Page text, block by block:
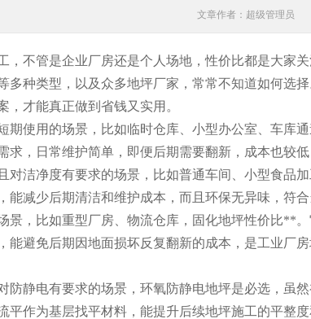
文章作者：超级管理员
，不管是企业厂房还是个人场地，性价比都是大家
多种类型，以及众多地坪厂家，常常不知道如何选
，才能真正做到省钱又实用。
期使用的场景，比如临时仓库、小型办公室、车库
求，日常维护简单，即便后期需要翻新，成本也较
对洁净度有要求的场景，比如普通车间、小型食品
能减少后期清洁和维护成本，而且环保无异味，符
景，比如重型厂房、物流仓库，固化地坪性价比**
能避免后期因地面损坏反复翻新的成本，是工业厂
防静电有要求的场景，环氧防静电地坪是必选，虽
平作为基层找平材料，能提升后续地坪施工的平整